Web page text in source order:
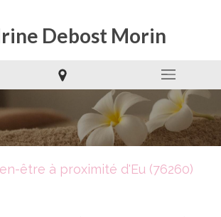
Debost Morin
être à proximité d'Eu (76260)